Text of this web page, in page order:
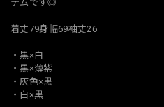
テムです◎
着丈79身幅69袖丈26
・黒×白
・黒×薄紫
・灰色×黒
・白×黒